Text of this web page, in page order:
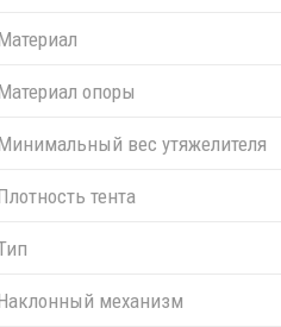
и утяжелительными
у менеджера.
вес не ниже
составляет 500 кг.
опоры
вес утяжелителя
тента
механизм